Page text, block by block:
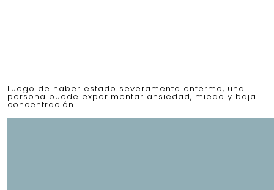
Luego de haber estado severamente enfermo, una
persona puede experimentar ansiedad, miedo y baja
concentración.